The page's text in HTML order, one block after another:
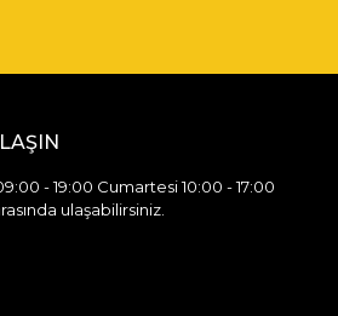
- 19:00 Cumartesi 10:00 - 17:00
ulaşabilirsiniz.